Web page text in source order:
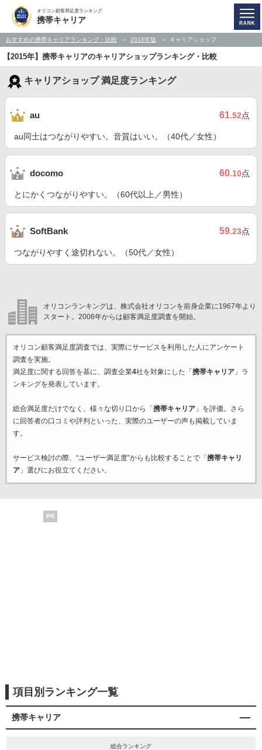
オリコン顧客満足度ランキング
携帯キャリア
おすすめの携帯キャリアランキング・比較 2015年版 キャリアショップ
【2015年】携帯キャリアのキャリアショップランキング・比較
キャリアショップ 満足度ランキング
au 61.52点
au同士はつながりやすい。音質はいい。（40代／女性）
docomo 60.10点
とにかくつながりやすい。（60代以上／男性）
SoftBank 59.23点
つながりやすく途切れない。（50代／女性）
オリコンランキングは、株式会社オリコンを前身企業に1967年より
スタート。2006年からは顧客満足度調査を開始。
オリコン顧客満足度調査では、実際にサービスを利用した 人にアンケート
調査を実施。
満足度に関する回答を基に、調査企業4社を対象にした「 携帯キャリア」ラ
ンキングを発表しています。
総合満足度だけでなく、様々な切り口から「 携帯キャリア」を評価。さら
に回答者の口コミや評判といった、実際のユーザーの声も掲載していま
す。
サービス検討の際、“ユーザー満足度”からも比較することで「 携帯キャリ
ア」選びにお役立てください。
PR
項目別ランキング一覧
携帯キャリア
総合ランキング